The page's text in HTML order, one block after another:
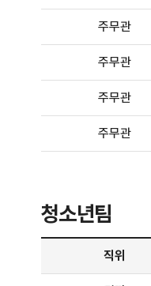
주무관
주무관
주무관
주무관
청소년팀
청소년팀 - 직위, 전화번호, 담당업무 정보제공
직위